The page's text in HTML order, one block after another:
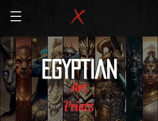
EGYPTIAN
Art
Prints